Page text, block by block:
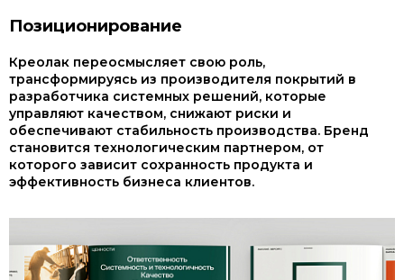
Позиционирование
Креолак переосмысляет свою роль,
трансформируясь из производителя покрытий в
разработчика системных решений, которые
управляют качеством, снижают риски и
обеспечивают стабильность производства. Бренд
становится технологическим партнером, от
которого зависит сохранность продукта и
эффективность бизнеса клиентов.